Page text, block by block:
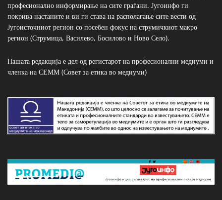
професионално информирање на сите граѓани. Југоинфо ги
покрива настаните и ви ги става на располагање сите вести од
Југоисточниот регион со посебен фокус на струмичкиот макро
регион (Струмица, Василево, Босилово и Ново Село).
Нашата редакција е дел од регистарот на професионални медиуми и
членка на СЕММ (Совет за етика во медиуми)